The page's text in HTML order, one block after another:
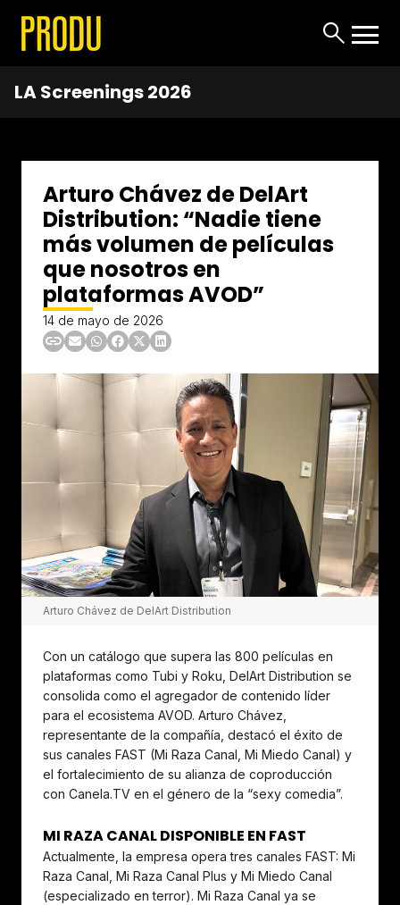
LA Screenings 2026
Arturo Chávez de DelArt
Distribution: “Nadie tiene
más volumen de películas
que nosotros en
plataformas AVOD”
14 de mayo de 2026
Arturo Chávez de DelArt Distribution
Con un catálogo que supera las 800 películas en
plataformas como Tubi y Roku, DelArt Distribution se
consolida como el agregador de contenido líder
para el ecosistema AVOD. Arturo Chávez,
representante de la compañía, destacó el éxito de
sus canales FAST (Mi Raza Canal, Mi Miedo Canal) y
el fortalecimiento de su alianza de coproducción
con Canela.TV en el género de la “sexy comedia”.
MI RAZA CANAL DISPONIBLE EN FAST
Actualmente, la empresa opera tres canales FAST: Mi
Raza Canal, Mi Raza Canal Plus y Mi Miedo Canal
(especializado en terror). Mi Raza Canal ya se